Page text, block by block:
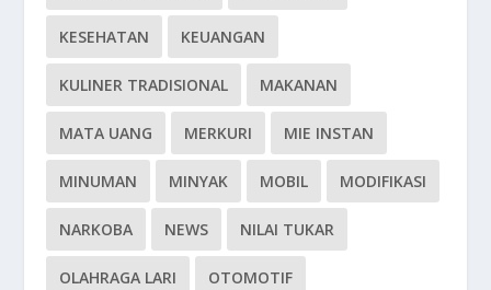
KESEHATAN KEUANGAN
KULINER TRADISIONAL MAKANAN
MATA UANG MERKURI MIE INSTAN
MINUMAN MINYAK MOBIL MODIFIKASI
NARKOBA NEWS NILAI TUKAR
OLAHRAGA LARI OTOMOTIF